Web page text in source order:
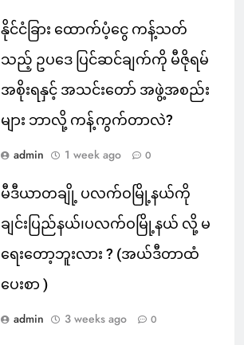
နိုင်ငံခြား ထောက်ပံ့ငွေ ကန့်သတ်
သည့် ဥပဒေ ပြင်ဆင်ချက်ကို မီဇိုရမ်
အစိုးရနှင့် အသင်းတော် အဖွဲ့အစည်း
များ ဘာလို့ ကန့်ကွက်တာလဲ?
admin 1 week ago 0
မီဒီယာတချို့ ပလက်ဝမြို့နယ်ကို
ချင်းပြည်နယ်၊ပလက်ဝမြို့နယ် လို့ မ
ရေးတော့ဘူးလား ? (အယ်ဒီတာထံ
ပေးစာ )
admin 3 weeks ago 0